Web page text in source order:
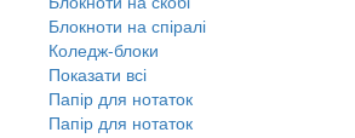
Блокноти на спіралі
Коледж-блоки
Показати всі
Папір для нотаток
Папір для нотаток